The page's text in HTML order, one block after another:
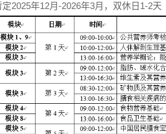
2025年12月-2026年3月，双休日1-2